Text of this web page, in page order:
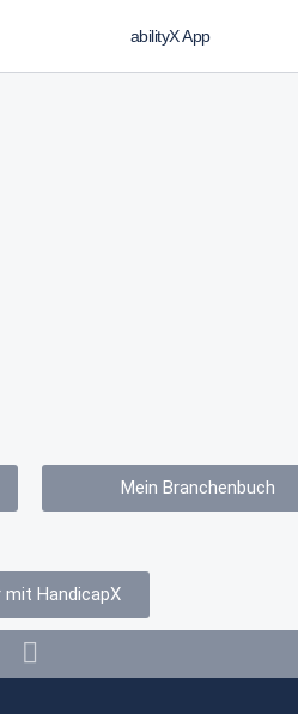
abilityX App
Mein Branchenbuch
mit HandicapX